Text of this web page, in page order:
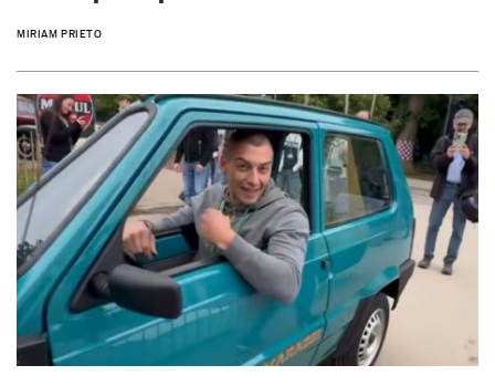
MIRIAM PRIETO